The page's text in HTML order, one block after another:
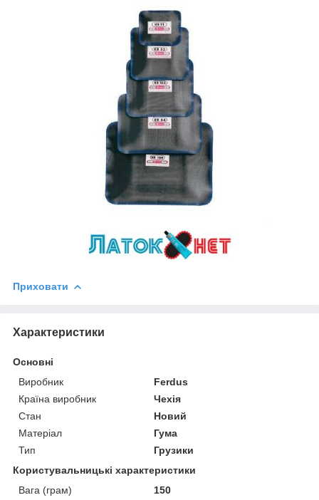
Приховати
Характеристики
Основні
Виробник
Ferdus
Країна виробник
Чехія
Стан
Новий
Матеріал
Гума
Тип
Грузики
Користувальницькі характеристики
Вага (грам)
150